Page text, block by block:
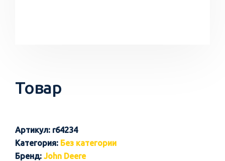
Товар
Артикул: r64234
Категория: Без категории
Бренд: John Deere